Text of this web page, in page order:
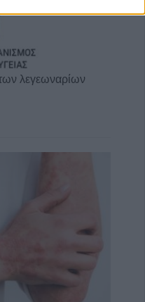
λεγεωναρίων